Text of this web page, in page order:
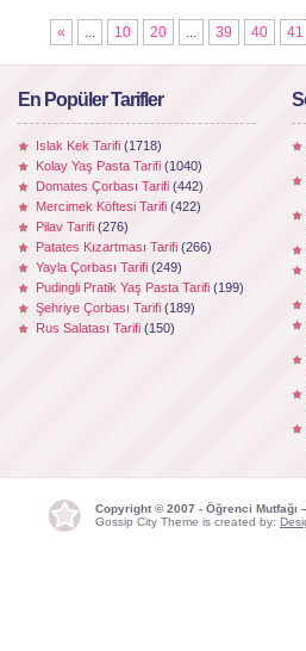
« 10 20 39 40 41
En Popüler Tarifler
Islak Kek Tarifi (1718)
Kolay Yaş Pasta Tarifi (1040)
Domates Çorbası Tarifi (442)
Mercimek Köftesi Tarifi (422)
Pilav Tarifi (276)
Patates Kızartması Tarifi (266)
Yayla Çorbası Tarifi (249)
Pudingli Pratik Yaş Pasta Tarifi (199)
Şehriye Çorbası Tarifi (189)
Rus Salatası Tarifi (150)
Copyright © 2007 - Öğrenci
Gossip City Theme is created by: